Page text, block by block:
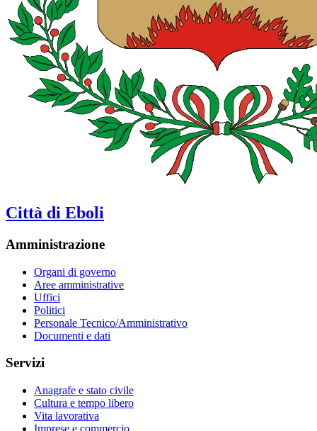
Città di Eboli
Amministrazione
Organi di governo
Aree amministrative
Uffici
Politici
Personale Tecnico/Amministrativo
Documenti e dati
Servizi
Anagrafe e stato civile
Cultura e tempo libero
Vita lavorativa